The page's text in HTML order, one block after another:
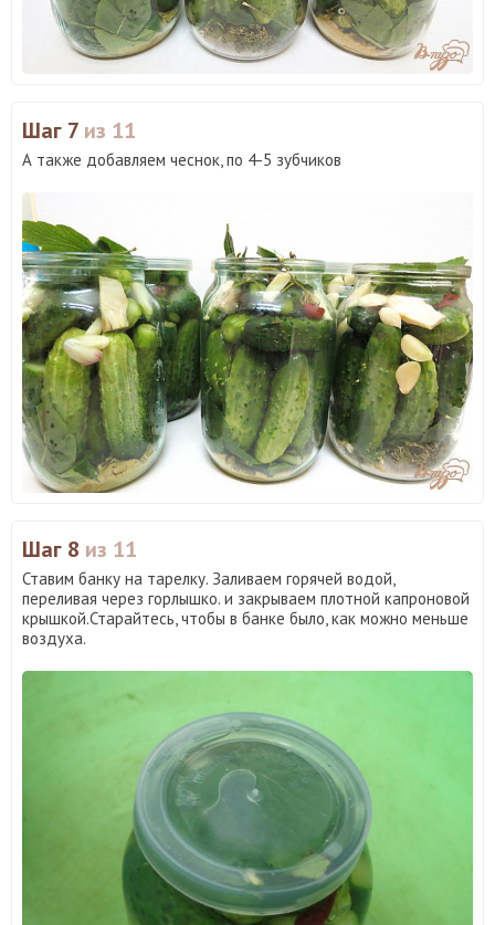
Шаг 7 из 11
А также добавляем чеснок, по 4-5 зубчиков
Шаг 8 из 11
Ставим банку на тарелку. Заливаем горячей водой,
переливая через горлышко. и закрываем плотной капроновой
крышкой.Старайтесь, чтобы в банке было, как можно меньше
воздуха.